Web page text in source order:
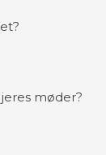
møder?